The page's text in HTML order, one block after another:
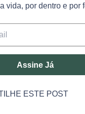
vida, por dentro e por
Assine Já
ESTE POST